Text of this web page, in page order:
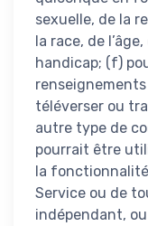
sexuelle, de la
la race, de
handicap; (f)
téléverser ou
autre type de
pourrait être
la
Service ou de
indépendant,